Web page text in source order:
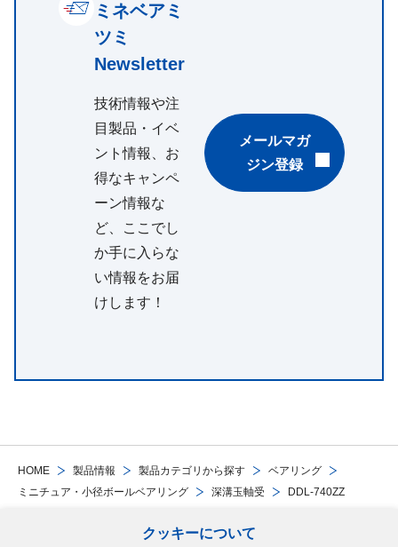
クッキーについて
HOME 製品情報 製品カテゴリから探す
ベアリング
ミニチュア・小径ボールベアリング
深溝玉軸受 DDL-740ZZ
ミネベアミ
ツミ
Newsletter
技術情報や注
目製品・イベ
ント情報、お
得なキャンペ
ーン情報な
ど、ここでし
か手に入らな
い情報をお届
けします！
メールマガ
ジン登録